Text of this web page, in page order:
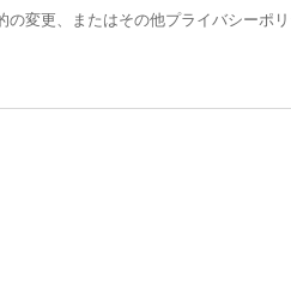
変更、またはその他プライバシーポ